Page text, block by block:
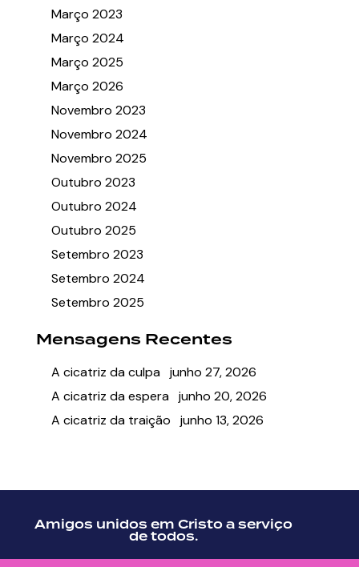
Março 2023
Março 2024
Março 2025
Março 2026
Novembro 2023
Novembro 2024
Novembro 2025
Outubro 2023
Outubro 2024
Outubro 2025
Setembro 2023
Setembro 2024
Setembro 2025
Mensagens Recentes
A cicatriz da culpa junho 27, 2026
A cicatriz da espera junho 20, 2026
A cicatriz da traição
junho 13, 2026
Amigos unidos em Cristo a serviço
de todos.